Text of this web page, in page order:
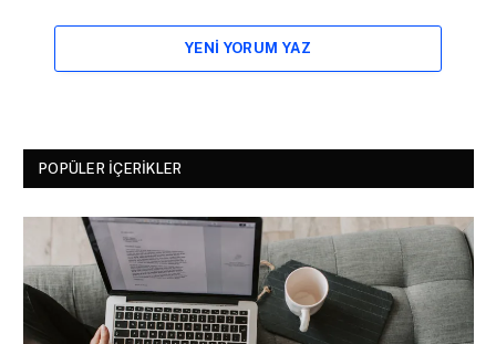
YENI YORUM YAZ
POPÜLER İÇERIKLER